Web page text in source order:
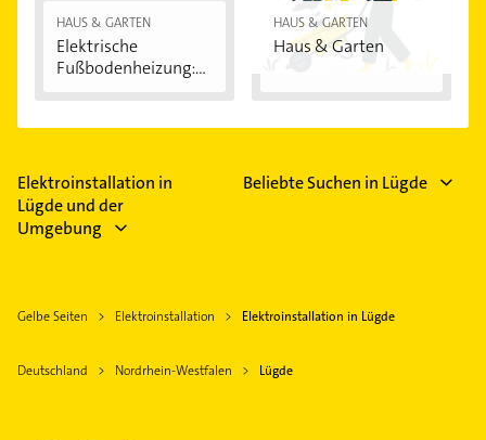
HAUS & GARTEN
Elektrische
Fußbodenheizung:
HAUS & GARTEN
Haus & Garten
Elektroinstallation in
Lügde und der
Umgebung
Beliebte Suchen in Lügde
Gelbe Seiten Elektroinstallation Elektroinstallation in Lügde
Deutschland Nordrhein-Westfalen Lügde